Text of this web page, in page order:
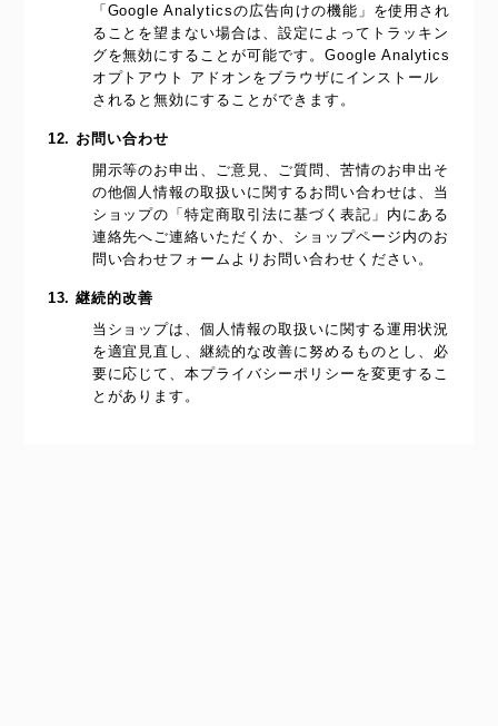
「Google Analyticsの広告向けの機能」を使用され
ることを望まない場合は、設定によってトラッキン
グを無効にすることが可能です。Google Analytics
オプトアウト アドオンをブラウザにインストール
されると無効にすることができます。
12. お問い合わせ
開示等のお申出、ご意見、ご質問、苦情のお申出そ
の他個人情報の取扱いに関するお問い合わせは、当
ショップの「特定商取引法に基づく表記」内にある
連絡先へご連絡いただくか、ショップページ内のお
問い合わせフォームよりお問い合わせください。
13. 継続的改善
当ショップは、個人情報の取扱いに関する運用状況
を適宜見直し、継続的な改善に努めるものとし、必
要に応じて、本プライバシーポリシーを変更するこ
とがあります。